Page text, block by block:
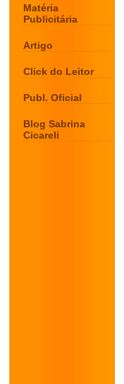
Matéria
Publicitária
Artigo
Click do Leitor
Publ. Oficial
Blog Sabrina
Cicareli